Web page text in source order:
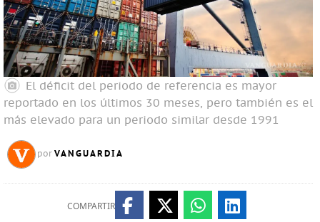
El déficit del periodo de referencia es mayor
reportado en los últimos 30 meses, pero también es el
más elevado para un periodo similar desde 1991
por VANGUARDIA
COMPARTIR